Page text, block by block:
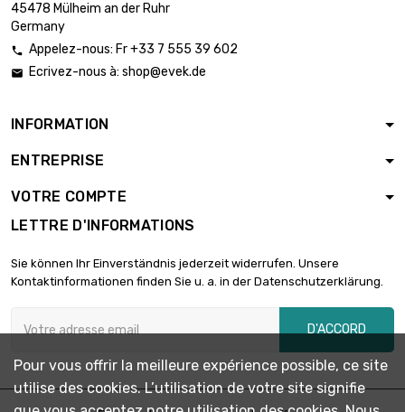
45478 Mülheim an der Ruhr
Germany
 Appelez-nous: Fr +33 7 555 39 602
 Ecrivez-nous à: shop@evek.de
INFORMATION
ENTREPRISE
VOTRE COMPTE
LETTRE D'INFORMATIONS
Sie können Ihr Einverständnis jederzeit widerrufen. Unsere
Kontaktinformationen finden Sie u. a. in der Datenschutzerklärung.
D'ACCORD
Pour vous offrir la meilleure expérience possible, ce site
utilise des cookies. L’utilisation de votre site signifie